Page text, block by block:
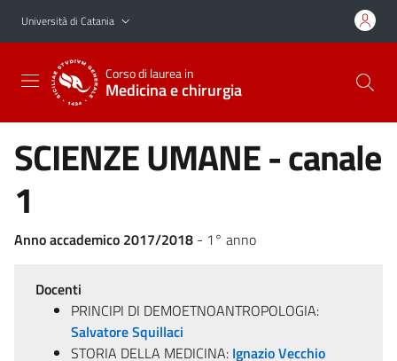
Vai al contenuto principale
Vai al menu di navigazione
Università di Catania
Corso di laurea in
Medicina e chirurgia
SCIENZE UMANE - canale
1
Anno accademico 2017/2018 - 1° anno
Docenti
PRINCIPI DI DEMOETNOANTROPOLOGIA:
Salvatore Squillaci
STORIA DELLA MEDICINA: Ignazio Vecchio